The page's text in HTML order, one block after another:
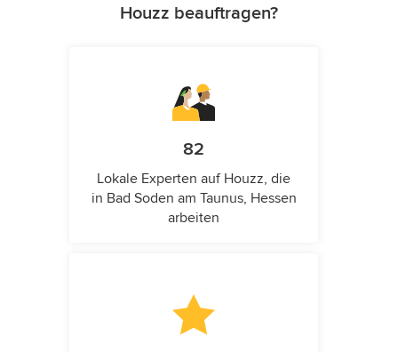
Houzz beauftragen?
82
Lokale Experten auf Houzz, die
in Bad Soden am Taunus, Hessen
arbeiten